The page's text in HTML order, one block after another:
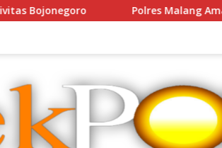
Polres Malang Amankan Tersangka